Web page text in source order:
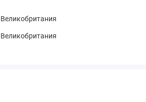
Великобритания
Великобритания